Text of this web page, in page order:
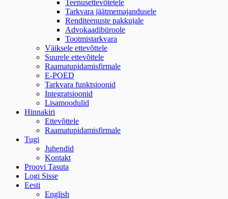
Teenusettevõtetele
Tarkvara jäätmemajandusele
Renditeenuste pakkujale
Advokaadibüroole
Tootmistarkvara
Väiksele ettevõttele
Suurele ettevõttele
Raamatupidamisfirmale
E-POED
Tarkvara funktsioonid
Integratsioonid
Lisamoodulid
Hinnakiri
Ettevõttele
Raamatupidamisfirmale
Tugi
Juhendid
Kontakt
Proovi Tasuta
Logi Sisse
Eesti
English